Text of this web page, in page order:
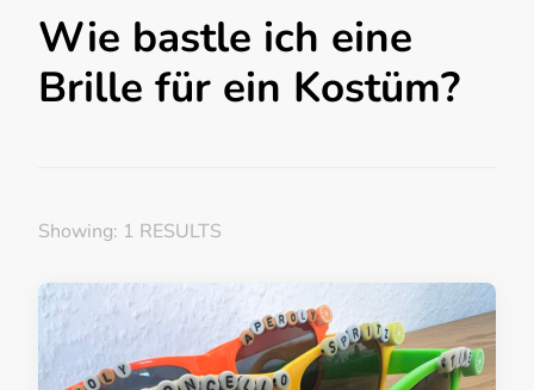
Karneval, Fasching und
Halloween
Wie bastle ich eine
Brille für ein Kostüm?
Showing: 1 RESULTS